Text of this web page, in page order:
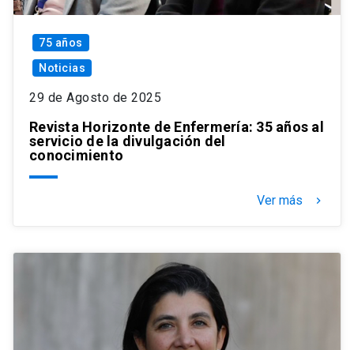
75 años
Noticias
29 de Agosto de 2025
Revista Horizonte de Enfermería: 35 años al
servicio de la divulgación del
conocimiento
Ver más keyboard_arrow_right